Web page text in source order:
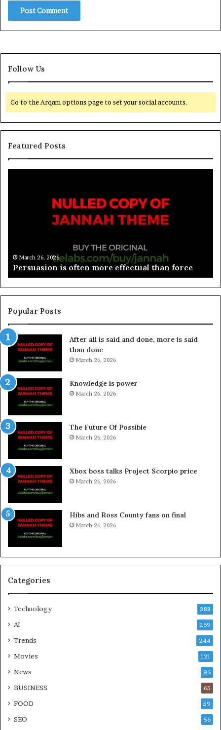
Follow Us
Go to the Arqam options page to set your social accounts.
Featured Posts
March 26, 2026
Spieth in danger of missing cut
Popular Posts
After all is said and done, more is said
than done
March 26, 2026
Knowledge is power
March 26, 2026
The Future Of Possible
March 26, 2026
Xbox boss talks Project Scorpio price
March 26, 2026
Hibs and Ross County fans on final
March 26, 2026
Categories
Technology 288
AI 269
Trends 244
Movies 121
News 96
BUSINESS 65
FOOD 59
SEO 56